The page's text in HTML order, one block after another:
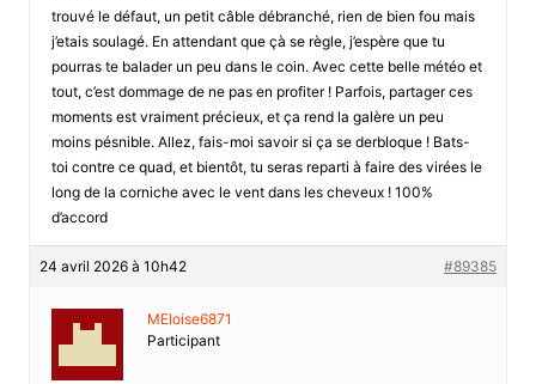
trouvé le défaut, un petit câble débranché, rien de bien fou mais
j’etais soulagé. En attendant que çà se règle, j’espère que tu
pourras te balader un peu dans le coin. Avec cette belle météo et
tout, c’est dommage de ne pas en profiter ! Parfois, partager ces
moments est vraiment précieux, et ça rend la galère un peu
moins pésnible. Allez, fais-moi savoir si ça se derbloque ! Bats-
toi contre ce quad, et bientôt, tu seras reparti à faire des virées le
long de la corniche avec le vent dans les cheveux ! 100%
d’accord
24 avril 2026 à 10h42 #89385
MEloise6871
Participant